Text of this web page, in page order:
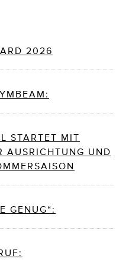
2026
STARTET MIT
AUSRICHTUNG UND
GENUG“: